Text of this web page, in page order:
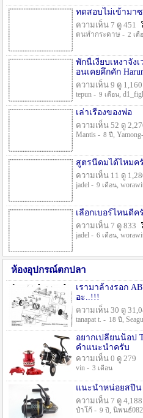
ทดสอบไม่เข้ามา
ความเห็น 7 ดู 451
ตนทำกระดาษ - 2 เดื
พักนี้เงียบเหงาจัง
อนเคยคึกคั
ความเห็น 9 ดู 1,160
tepun - 9 เดือน,
เล่าเรื่องของพ่อ
ความเห็น 52 ดู
Mantis - 8 ปี ,
สูตรนี้ดมได้ไหมค
ความเห็น 11 ดู
jadel - 9 เดือน,
เลือกเบอร์ไหนดีค
ความเห็น 7 ดู 833
jadel - 6 เดือน,
ห้องอุปกรณ์ตกปลา
เรามาล้างรอก ABU
อะ..!!!
ความเห็น 30 ดู
tanapat t. - 18 ปี ,
อยากเปลี่ยนน็อป
คำแนะนำครับ
ความเห็น 0 ดู 279
vin - 3 เดือน
แนะนำหน่อยสปิน
ความเห็น 7 ดู 4,188
ป๋าโก้ - 9 ปี , นิพนธ์